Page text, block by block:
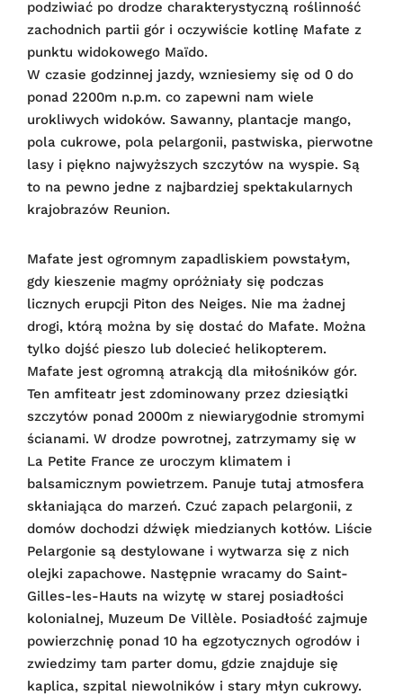
podziwiać po drodze charakterystyczną roślinność
zachodnich partii gór i oczywiście kotlinę Mafate z
punktu widokowego Maïdo.
W czasie godzinnej jazdy, wzniesiemy się od 0 do
ponad 2200m n.p.m. co zapewni nam wiele
urokliwych widoków. Sawanny, plantacje mango,
pola cukrowe, pola pelargonii, pastwiska, pierwotne
lasy i piękno najwyższych szczytów na wyspie. Są
to na pewno jedne z najbardziej spektakularnych
krajobrazów Reunion.
Mafate jest ogromnym zapadliskiem powstałym,
gdy kieszenie magmy opróżniały się podczas
licznych erupcji Piton des Neiges. Nie ma żadnej
drogi, którą można by się dostać do Mafate. Można
tylko dojść pieszo lub dolecieć helikopterem.
Mafate jest ogromną atrakcją dla miłośników gór.
Ten amfiteatr jest zdominowany przez dziesiątki
szczytów ponad 2000m z niewiarygodnie stromymi
ścianami. W drodze powrotnej, zatrzymamy się w
La Petite France ze uroczym klimatem i
balsamicznym powietrzem. Panuje tutaj atmosfera
skłaniająca do marzeń. Czuć zapach pelargonii, z
domów dochodzi dźwięk miedzianych kotłów. Liście
Pelargonie są destylowane i wytwarza się z nich
olejki zapachowe. Następnie wracamy do Saint-
Gilles-les-Hauts na wizytę w starej posiadłości
kolonialnej, Muzeum De Villèle. Posiadłość zajmuje
powierzchnię ponad 10 ha egzotycznych ogrodów i
zwiedzimy tam parter domu, gdzie znajduje się
kaplica, szpital niewolników i stary młyn cukrowy.